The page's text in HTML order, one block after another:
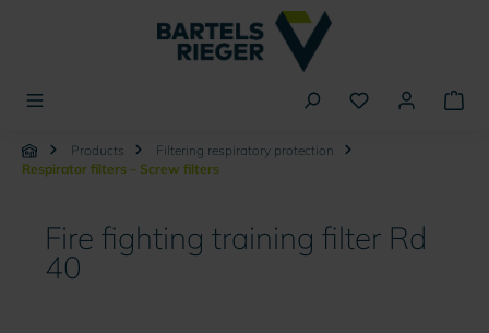
Products
Filtering respiratory protection
Respirator filters – Screw filters
Fire fighting training filter Rd
40